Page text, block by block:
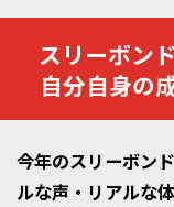
スリーボン
自分自身の
今年のスリーボン
ルな声・リアルな